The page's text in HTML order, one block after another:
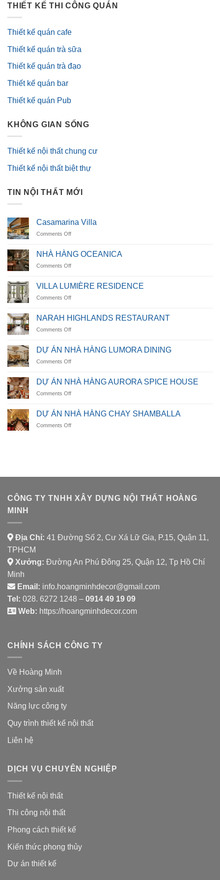
THIẾT KẾ THI CÔNG QUÁN
Thiết kế quán cafe
Thiết kế quán trà sữa
Thiết kế quán trà đạo
Thiết kế quán bar
Thiết kế quán Pub
KHÔNG GIAN SỐNG
Thiết kế nội thất chung cư
Thiết kế nội thất biệt thự
TIN NỘI THẤT MỚI
Casamarina Villa
Comments Offon
Villa
NHÀ HÀNG OCEANICA
Comments Offon
HÀNG
OCEANICA
VILLA LUMIÈRE RESIDENCE
Comments Offon
LUMIÈRE
RESIDENCE
NARAH HIGHLANDS RESTAURANT
Comments Offon
HIGHLANDS
RESTAURANT
DỰ ÁN NHÀ HÀNG LUMORA DINING
Comments Offon
ÁN
NHÀ
HÀNG
DINING
DỰ ÁN NHÀ HÀNG AURORA SPICE HOUSE
Comments Offon
ÁN
NHÀ
HÀNG
DỰ ÁN NHÀ HÀNG CHAY SHAMBALLA
Comments Offon
CÔNG TY TNHH XÂY DỰNG NỘI THẤT HOÀNG
MINH
Địa Chỉ: 41 Đường Số 2, Cư Xá Lữ Gia, P.15, Quận 11,
TPHCM
Xưởng: Đường An Phú Đông 25, Quận 12, Tp Hồ Chí
Minh
Email: info.hoangminhdecor@gmail.com
Tel: 028. 6272 1248 – 0914 49 19 09
Web: https://hoangminhdecor.com
CHÍNH SÁCH CÔNG TY
Về Hoàng Minh
Xưởng sản xuất
Năng lực công ty
Quy trình thiết kế nội thất
Liên hệ
DỊCH VỤ CHUYÊN NGHIỆP
Thiết kế nội thất
Thi công nội thất
Phong cách thiết kế
Kiến thức phong thủy
Dự án thiết kế